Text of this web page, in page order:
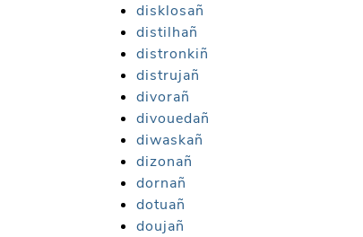
disklosañ
distilhañ
distronkiñ
distrujañ
divorañ
divouedañ
diwaskañ
dizonañ
dornañ
dotuañ
doujañ